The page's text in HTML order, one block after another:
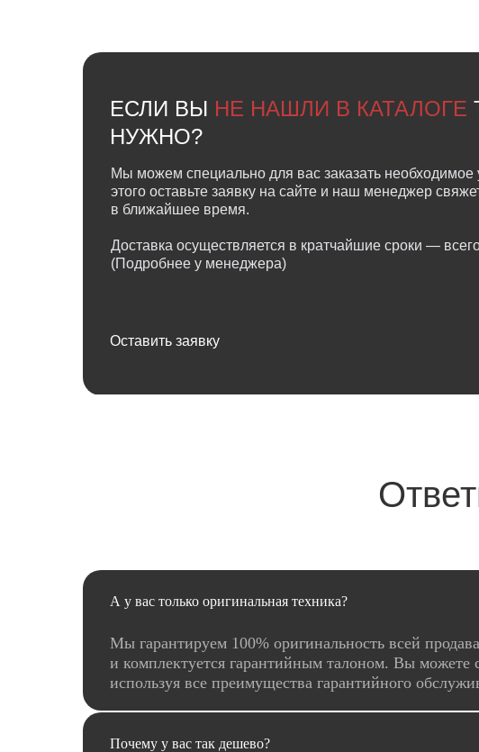
Оставить заявку
Мы можем специально для вас заказать необходимое
этого оставьте заявку на сайте и наш менеджер
в ближайшее время.
Доставка осуществляется в кратчайшие сроки —
(Подробнее у менеджера)
ЕСЛИ ВЫ НЕ НАШЛИ В КАТАЛОГЕ
НУЖНО?
А у вас только оригинальная техника?
Мы гарантируем 100% оригинальность всей
и комплектуется гарантийным талоном. Вы можете
используя все преимущества гарантийного
Почему у вас так дешево?